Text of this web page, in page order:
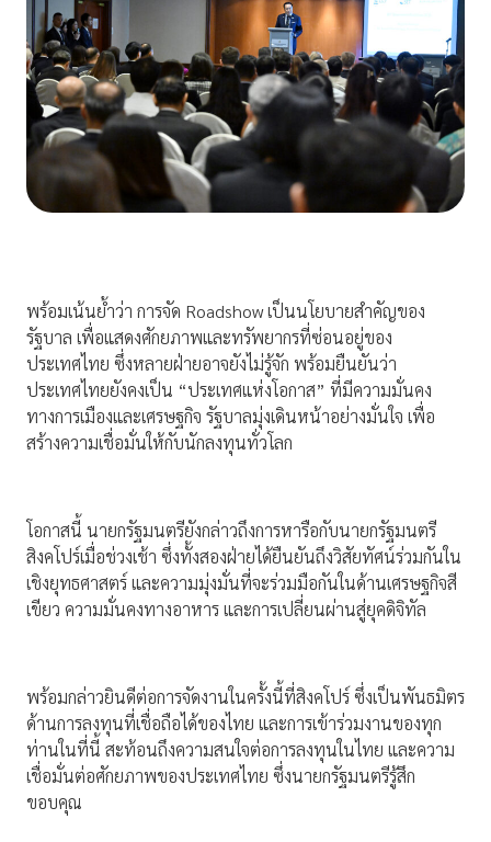
พร้อมเน้นย้ำว่า การจัด Roadshow เป็นนโยบายสำคัญของ
รัฐบาล เพื่อแสดงศักยภาพและทรัพยากรที่ซ่อนอยู่ของ
ประเทศไทย ซึ่งหลายฝ่ายอาจยังไม่รู้จัก พร้อมยืนยันว่า
ประเทศไทยยังคงเป็น “ประเทศแห่งโอกาส” ที่มีความมั่นคง
ทางการเมืองและเศรษฐกิจ รัฐบาลมุ่งเดินหน้าอย่างมั่นใจ เพื่อ
สร้างความเชื่อมั่นให้กับนักลงทุนทั่วโลก
โอกาสนี้ นายกรัฐมนตรียังกล่าวถึงการหารือกับนายกรัฐมนตรี
สิงคโปร์เมื่อช่วงเช้า ซึ่งทั้งสองฝ่ายได้ยืนยันถึงวิสัยทัศน์ร่วมกันใน
เชิงยุทธศาสตร์ และความมุ่งมั่นที่จะร่วมมือกันในด้านเศรษฐกิจสี
เขียว ความมั่นคงทางอาหาร และการเปลี่ยนผ่านสู่ยุคดิจิทัล
พร้อมกล่าวยินดีต่อการจัดงานในครั้งนี้ที่สิงคโปร์ ซึ่งเป็นพันธมิตร
ด้านการลงทุนที่เชื่อถือได้ของไทย และการเข้าร่วมงานของทุก
ท่านในที่นี้ สะท้อนถึงความสนใจต่อการลงทุนในไทย และความ
เชื่อมั่นต่อศักยภาพของประเทศไทย ซึ่งนายกรัฐมนตรีรู้สึก
ขอบคุณ